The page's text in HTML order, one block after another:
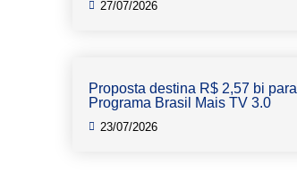
27/07/2026
Proposta destina R$ 2,57 bi para
Programa Brasil Mais TV 3.0
23/07/2026